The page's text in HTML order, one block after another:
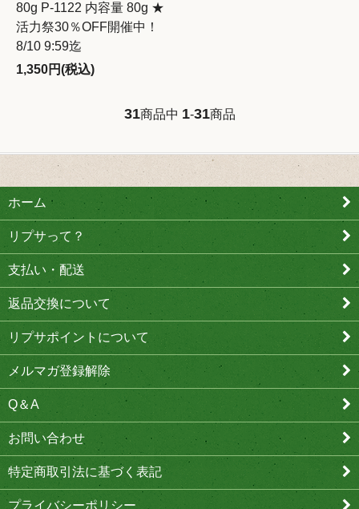
80g P-1122 内容量 80g ★
活力祭30％OFF開催中！
8/10 9:59迄
1,350円(税込)
31商品中 1-31商品
ホーム
リプサって？
支払い・配送
返品交換について
リプサポイントについて
メルマガ登録解除
Q＆A
お問い合わせ
特定商取引法に基づく表記
プライバシーポリシー